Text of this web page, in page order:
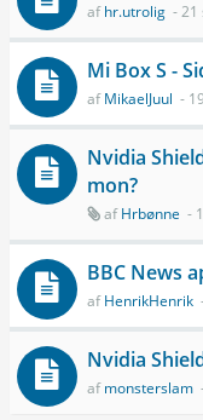
afhr.utrolig - 21
Mi Box S -
afMikaelJuul -
Nvidia
mon?
afHrbønne -
BBC News
afHenrikHenrik
Nvidia
afmonsterslam